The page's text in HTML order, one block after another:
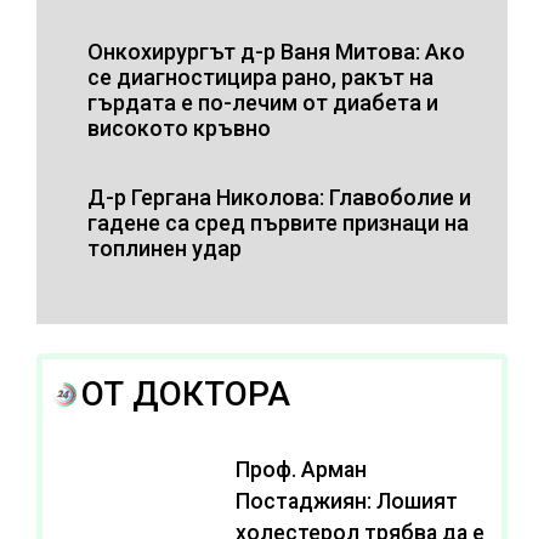
Онкохирургът д-р Ваня Митова: Ако
се диагностицира рано, ракът на
гърдата е по-лечим от диабета и
високото кръвно
Д-р Гергана Николова: Главоболие и
гадене са сред първите признаци на
топлинен удар
ОТ ДОКТОРА
Проф. Арман
Постаджиян: Лошият
холестерол трябва да е